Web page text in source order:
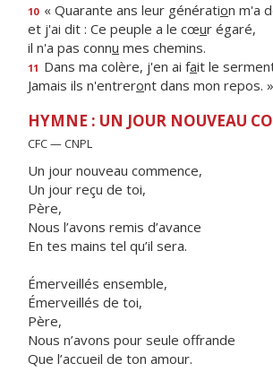
10 « Quarante ans leur génération m'a
et j'ai dit : Ce peuple a le cœur égaré,
il n'a pas connu mes chemins.
11 Dans ma colère, j'en ai fait le
Jamais ils n'entreront dans mon repos. »
HYMNE : UN JOUR NOUVEAU
CFC — CNPL
Un jour nouveau commence,
Un jour reçu de toi,
Père,
Nous l’avons remis d’avance
En tes mains tel qu’il sera.
Émerveillés ensemble,
Émerveillés de toi,
Père,
Nous n’avons pour seule offrande
Que l’accueil de ton amour.